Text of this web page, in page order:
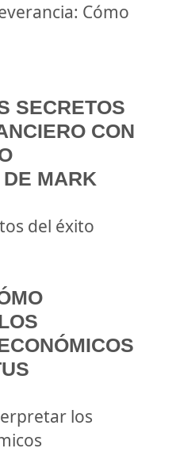
Cómo
SECRETOS
CON
MARK
del éxito
los